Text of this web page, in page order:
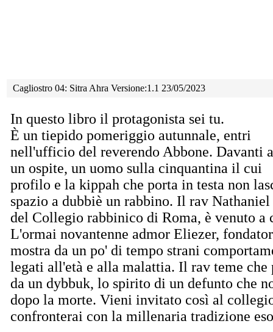
Cagliostro 04: Sitra Ahra Versione:1.1 23/05/2023
In questo libro il protagonista sei tu.
È un tiepido pomeriggio autunnale, entri
nell'ufficio del reverendo Abbone. Davanti
un ospite, un uomo sulla cinquantina il cui
profilo e la kippah che porta in testa non
spazio a dubbiè un rabbino. Il rav
del Collegio rabbinico di Roma, è venuto a
L'ormai novantenne admor Eliezer,
mostra da un po' di tempo strani
legati all'età e alla malattia. Il rav teme che
da un dybbuk, lo spirito di un defunto che
dopo la morte. Vieni invitato così al
confronterai con la millenaria tradizione